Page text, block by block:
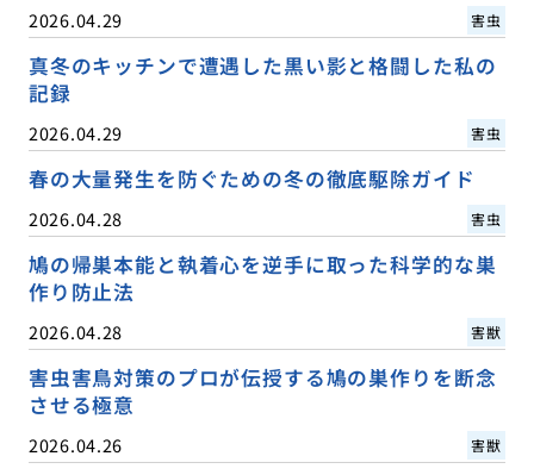
2026.04.29 害虫
真冬のキッチンで遭遇した黒い影と格闘した私の
記録
2026.04.29 害虫
春の大量発生を防ぐための冬の徹底駆除ガイド
2026.04.28 害虫
鳩の帰巣本能と執着心を逆手に取った科学的な巣
作り防止法
2026.04.28 害獣
害虫害鳥対策のプロが伝授する鳩の巣作りを断念
させる極意
2026.04.26 害獣